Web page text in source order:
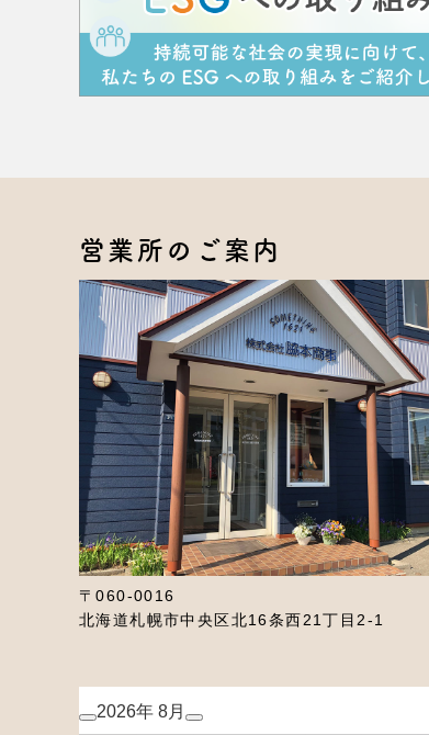
営業所のご案内
〒060-0016
北海道札幌市中央区北16条西21丁目2-1
2026年 8月